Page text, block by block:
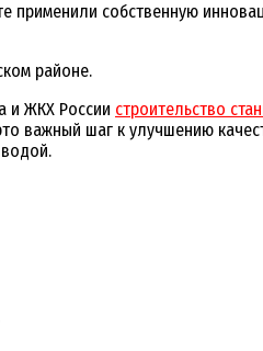
собственную
районе.
и ЖКХ России строительство
важный шаг к улучшению